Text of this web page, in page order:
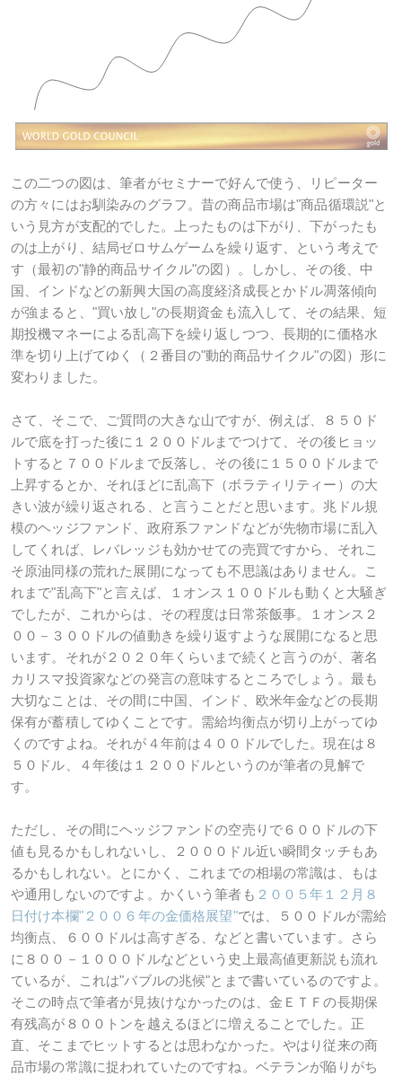
この二つの図は、筆者がセミナーで好んで使う、リピーター
の方々にはお馴染みのグラフ。昔の商品市場は"商品循環説"と
いう見方が支配的でした。上ったものは下がり、下がったも
のは上がり、結局ゼロサムゲームを繰り返す、という考えで
す（最初の"静的商品サイクル"の図）。しかし、その後、中
国、インドなどの新興大国の高度経済成長とかドル凋落傾向
が強まると、"買い放し"の長期資金も流入して、その結果、短
期投機マネーによる乱高下を繰り返しつつ、長期的に価格水
準を切り上げてゆく（２番目の"動的商品サイクル"の図）形に
変わりました。
さて、そこで、ご質問の大きな山ですが、例えば、８５０ド
ルで底を打った後に１２００ドルまでつけて、その後ヒョッ
トすると７００ドルまで反落し、その後に１５００ドルまで
上昇するとか、それほどに乱高下（ボラティリティー）の大
きい波が繰り返される、と言うことだと思います。兆ドル規
模のヘッジファンド、政府系ファンドなどが先物市場に乱入
してくれば、レバレッジも効かせての売買ですから、それこ
そ原油同様の荒れた展開になっても不思議はありません。こ
れまで"乱高下"と言えば、１オンス１００ドルも動くと大騒ぎ
でしたが、これからは、その程度は日常茶飯事。１オンス２
００－３００ドルの値動きを繰り返すような展開になると思
います。それが２０２０年くらいまで続くと言うのが、著名
カリスマ投資家などの発言の意味するところでしょう。最も
大切なことは、その間に中国、インド、欧米年金などの長期
保有が蓄積してゆくことです。需給均衡点が切り上がってゆ
くのですよね。それが４年前は４００ドルでした。現在は８
５０ドル、４年後は１２００ドルというのが筆者の見解で
す。
ただし、その間にヘッジファンドの空売りで６００ドルの下
値も見るかもしれないし、２０００ドル近い瞬間タッチもあ
るかもしれない。とにかく、これまでの相場の常識は、もは
や通用しないのですよ。かくいう筆者も ２００５年１２月８
日付け本欄"２００６年の金価格展望"では、５００ドルが需給
均衡点、６００ドルは高すぎる、などと書いています。さら
に８００－１０００ドルなどという史上最高値更新説も流れ
ているが、これは"バブルの兆候"とまで書いているのですよ。
そこの時点で筆者が見抜けなかったのは、金ＥＴＦの長期保
有残高が８００トンを越えるほどに増えることでした。正
直、そこまでヒットするとは思わなかった。やはり従来の商
品市場の常識に捉われていたのですね。ベテランが陥りがち